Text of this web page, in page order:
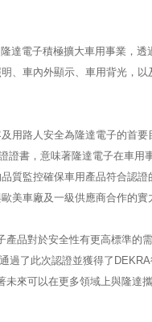
達電子積極擴大車用事業，透
、車內外顯示、車用背光，以
用路人安全為隆達電子的首要
證書，意味著隆達電子在車用
質監控確保車用產品符合認證
美車廠及一級供應商合作的實
產品對於安全性有更高標準的需
過了此次認證並獲得了
未來可以在更多領域上與隆達